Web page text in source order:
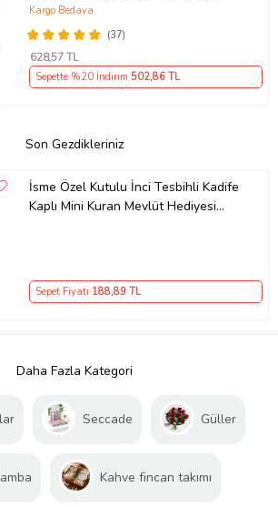
Kuranı Kerim Pembe
(37)
Kargo Bedava
628,57 TL
Sepette %20 İndirim 502,86 TL
Son Gezdikleriniz
İsme Özel Kutulu İnci Tesbihli Kadife
Kaplı Mini Kuran Mevlüt Hediyesi
Sepet Fiyatı 188,89 TL
Daha Fazla Kategori
Seccade Güller
Kahve fincan takımı